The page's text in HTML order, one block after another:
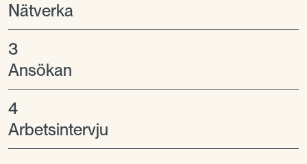
Nätverka
3
Ansökan
4
Arbetsintervju